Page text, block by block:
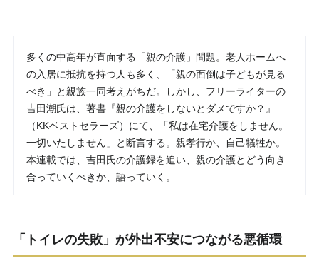
多くの中高年が直面する「親の介護」問題。老人ホームへ
の入居に抵抗を持つ人も多く、「親の面倒は子どもが見る
べき」と親族一同考えがちだ。しかし、フリーライターの
吉田潮氏は、著書『親の介護をしないとダメですか？』
（KKベストセラーズ）にて、「私は在宅介護をしません。
一切いたしません」と断言する。親孝行か、自己犠牲か。
本連載では、吉田氏の介護録を追い、親の介護とどう向き
合っていくべきか、語っていく。
「トイレの失敗」が外出不安につながる悪循環